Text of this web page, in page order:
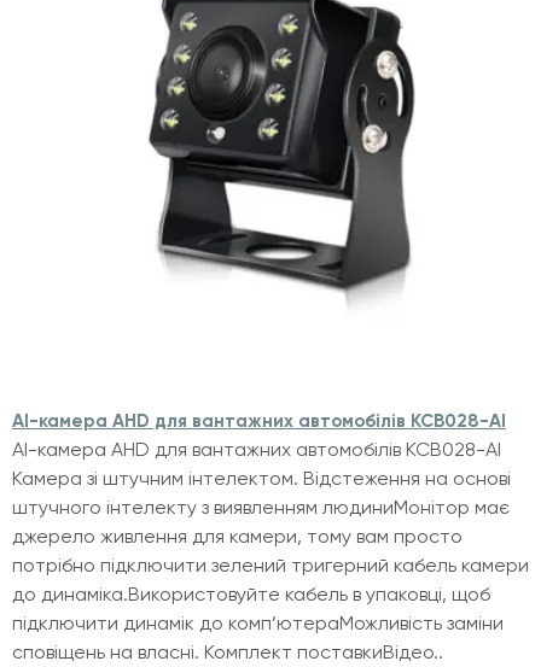
AI-камера AHD для вантажних автомобілів KCB028-AI
AI-камера AHD для вантажних автомобілів KCB028-AI
Камера зі штучним інтелектом. Відстеження на основі
штучного інтелекту з виявленням людиниМонітор має
джерело живлення для камери, тому вам просто
потрібно підключити зелений тригерний кабель камери
до динаміка.Використовуйте кабель в упаковці, щоб
підключити динамік до комп’ютераМожливість заміни
сповіщень на власні. Комплект поставкиВідео..